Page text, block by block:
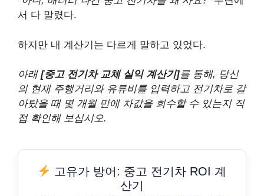
서 다 말렸다.
하지만 내 계산기는 다르게 말하고 있었다.
아래 [중고 전기차 교체 실익 계산기]를 통해, 당신
의 현재 주행거리와 유류비를 입력하고 전기차로 갈
아탔을 때 몇 개월 만에 차값을 회수할 수 있는지 직
접 확인해 보십시오.
고유가 방어: 중고 전기차 ROI 계
산기